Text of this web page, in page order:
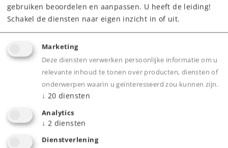
Downloads
Onderdelen bestellen
Highlights
gebruiken beoordelen en aanpassen. U heeft de leiding!
Schakel de diensten naar eigen inzicht in of uit.
Marketing
Deze diensten verwerken persoonlijke informatie om u
relevante inhoud te tonen over producten, diensten of
onderwerpen waarin u geïnteresseerd zou kunnen zijn.
↓ 20 diensten
Analytics
↓ 2 diensten
Dienstverlening